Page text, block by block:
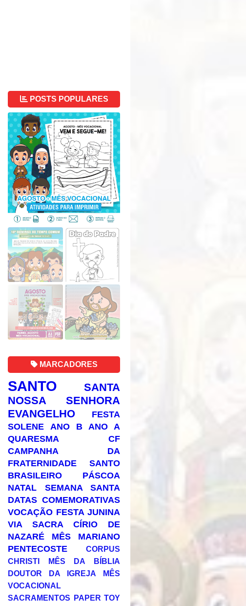
POSTS POPULARES
MARCADORES
SANTO
SANTA
NOSSA SENHORA
EVANGELHO
FESTA
SOLENE
ANO B
ANO A
QUARESMA
CF
CAMPANHA DA
FRATERNIDADE
SANTO
BRASILEIRO
PÁSCOA
NATAL
SEMANA SANTA
DATAS COMEMORATIVAS
VOCAÇÃO FESTA JUNINA
VIA SACRA
CÍRIO DE
NAZARÉ
MÊS MARIANO
PENTECOSTE
CORPUS
CHRISTI
MÊS DA BÍBLIA
DOUTOR DA IGREJA
MÊS
VOCACIONAL
SACRAMENTOS PAPER TOY